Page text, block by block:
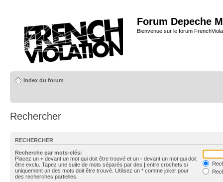
Forum Depeche
Bienvenue sur le forum
Index du forum
Rechercher
RECHERCHER
Recherche par mots-clés:
Placez un + devant un mot qui doit être trouvé et un - devant un mot qui doit
être exclu. Tapez une suite de mots séparés par des | entre crochets si
uniquement un des mots doit être trouvé. Utilisez un * comme joker pour
des recherches partielles.